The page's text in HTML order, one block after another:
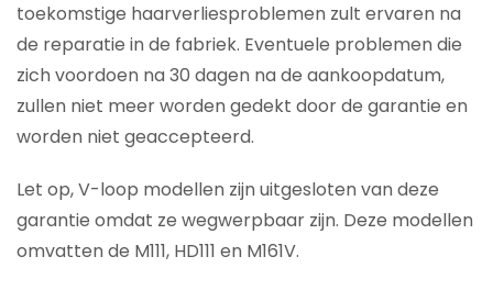
toekomstige haarverliesproblemen zult ervaren na
de reparatie in de fabriek. Eventuele problemen die
zich voordoen na 30 dagen na de aankoopdatum,
zullen niet meer worden gedekt door de garantie en
worden niet geaccepteerd.
Let op, V-loop modellen zijn uitgesloten van deze
garantie omdat ze wegwerpbaar zijn. Deze modellen
omvatten de M111, HD111 en M161V.